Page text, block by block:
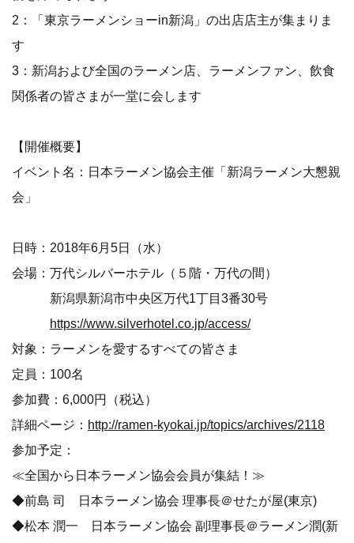
2：「東京ラーメンショーin新潟」の出店店主が集まりま
す
3：新潟および全国のラーメン店、ラーメンファン、飲食
関係者の皆さまが一堂に会します
【開催概要】
イベント名：日本ラーメン協会主催「新潟ラーメン大懇親
会」
日時：2018年6月5日（水）
会場：万代シルバーホテル（５階・万代の間）
新潟県新潟市中央区万代1丁目3番30号
https://www.silverhotel.co.jp/access/
対象：ラーメンを愛するすべての皆さま
定員：100名
参加費：6,000円（税込）
詳細ページ： http://ramen-kyokai.jp/topics/archives/2118
参加予定：
≪全国から日本ラーメン協会会員が集結！≫
◆前島 司 日本ラーメン協会 理事長＠せたが屋(東京)
◆松本 潤一 日本ラーメン協会 副理事長＠ラーメン潤(新